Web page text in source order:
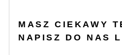
MASZ CIEKAWY
NAPISZ DO NAS